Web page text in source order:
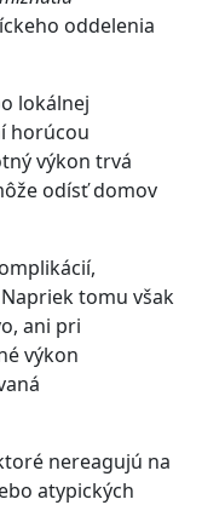
oddelenia
lokálnej
horúcou
výkon trvá
odísť domov
tomu však
ani pri
výkon
nereagujú na
atypických